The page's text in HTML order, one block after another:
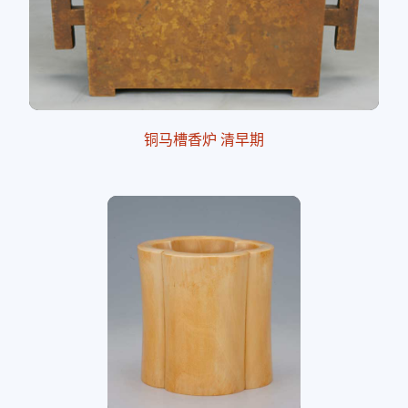
铜马槽香炉 清早期